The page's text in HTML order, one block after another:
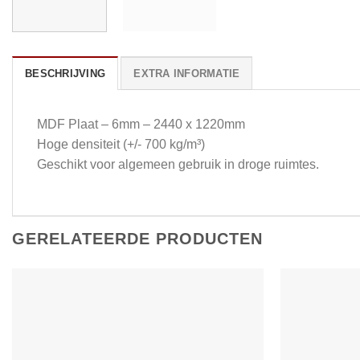
BESCHRIJVING EXTRA INFORMATIE
MDF Plaat – 6mm – 2440 x 1220mm
Hoge densiteit (+/- 700 kg/m³)
Geschikt voor algemeen gebruik in droge ruimtes.
GERELATEERDE PRODUCTEN